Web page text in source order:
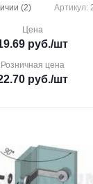
(2)
Артикул:
Цена
руб./шт
Розничная цена
руб./шт